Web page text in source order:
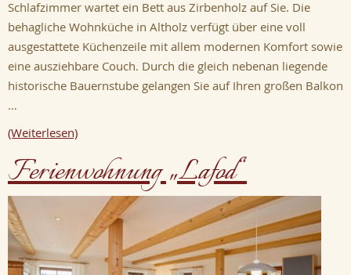
Schlafzimmer wartet ein Bett aus Zirbenholz auf Sie. Die
behagliche Wohnküche in Altholz verfügt über eine voll
ausgestattete Küchenzeile mit allem modernen Komfort sowie
eine ausziehbare Couch. Durch die gleich nebenan liegende
historische Bauernstube gelangen Sie auf Ihren großen Balkon
…
(Weiterlesen)
Ferienwohnung „Lafod“